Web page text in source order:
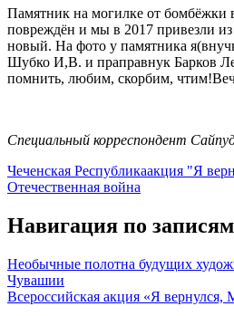
Памятник на могилке от бомбёжки
повреждён и мы в 2017 привезли
новый. На фото у памятника
Шубко И,В. и праправнук Барков
помнить, любим, скорбим,
Специальный корреспондент
Чеченская Республикаакция "Я
Отечественная война
Навигация по записям
Необычные полотна будущих
Чувашии
Всероссийская акция «Я вернулся,